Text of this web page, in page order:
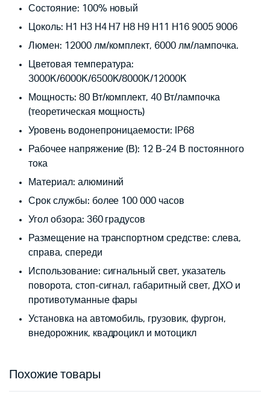
Состояние: 100% новый
Цоколь: H1 H3 H4 H7 H8 H9 H11 H16 9005 9006
Люмен: 12000 лм/комплект, 6000 лм/лампочка.
Цветовая температура:
3000K/6000K/6500K/8000K/12000K
Мощность: 80 Вт/комплект, 40 Вт/лампочка
(теоретическая мощность)
Уровень водонепроницаемости: IP68
Рабочее напряжение (В): 12 В-24 В постоянного
тока
Материал: алюминий
Срок службы: более 100 000 часов
Угол обзора: 360 градусов
Размещение на транспортном средстве: слева,
справа, спереди
Использование: сигнальный свет, указатель
поворота, стоп-сигнал, габаритный свет, ДХО и
противотуманные фары
Установка на автомобиль, грузовик, фургон,
внедорожник, квадроцикл и мотоцикл
Похожие товары